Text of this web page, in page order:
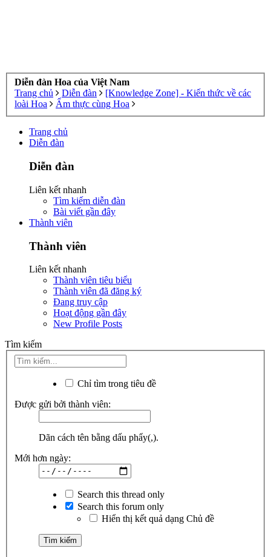
Diễn đàn Hoa của Việt Nam
Trang chủ
Diễn đàn
[Knowledge Zone] - Kiến thức về các
loài Hoa
Ẩm thực cùng Hoa
Trang chủ
Diễn đàn
Diễn đàn
Liên kết nhanh
Tìm kiếm diễn đàn
Bài viết gần đây
Thành viên
Thành viên
Liên kết nhanh
Thành viên tiêu biểu
Thành viên đã đăng ký
Đang truy cập
Hoạt động gần đây
New Profile Posts
Tìm kiếm
Chỉ tìm trong tiêu đề
Được gửi bởi thành viên:
Dãn cách tên bằng dấu phẩy(,).
Mới hơn ngày:
Search this thread only
Search this forum only
Hiển thị kết quả dạng Chủ đề